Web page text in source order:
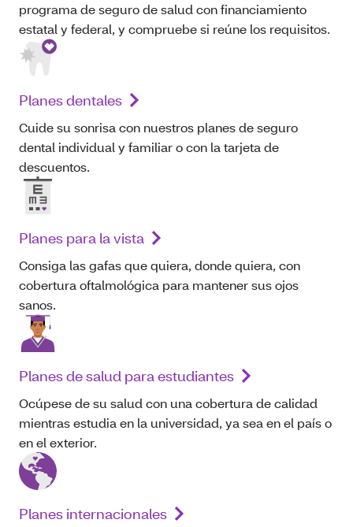
programa de seguro de salud con financiamiento
estatal y federal, y compruebe si reúne los requisitos.
Planes dentales
Cuide su sonrisa con nuestros planes de seguro
dental individual y familiar o con la tarjeta de
descuentos.
Planes para la vista
Consiga las gafas que quiera, donde quiera, con
cobertura oftalmológica para mantener sus ojos
sanos.
Planes de salud para estudiantes
Ocúpese de su salud con una cobertura de calidad
mientras estudia en la universidad, ya sea en el país o
en el exterior.
Planes internacionales